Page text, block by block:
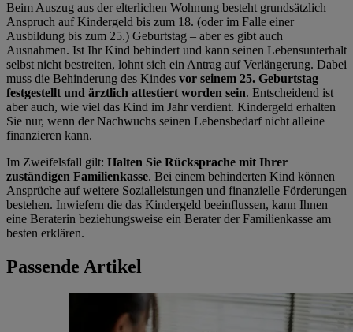
Beim Auszug aus der elterlichen Wohnung besteht grundsätzlich
Anspruch auf Kindergeld bis zum 18. (oder im Falle einer
Ausbildung bis zum 25.) Geburtstag – aber es gibt auch
Ausnahmen. Ist Ihr Kind behindert und kann seinen Lebensunterhalt
selbst nicht bestreiten, lohnt sich ein Antrag auf Verlängerung. Dabei
muss die Behinderung des Kindes vor seinem 25. Geburtstag
festgestellt und ärztlich attestiert worden sein. Entscheidend ist
aber auch, wie viel das Kind im Jahr verdient. Kindergeld erhalten
Sie nur, wenn der Nachwuchs seinen Lebensbedarf nicht alleine
finanzieren kann.
Im Zweifelsfall gilt: Halten Sie Rücksprache mit Ihrer
zuständigen Familienkasse. Bei einem behinderten Kind können
Ansprüche auf weitere Sozialleistungen und finanzielle Förderungen
bestehen. Inwiefern die das Kindergeld beeinflussen, kann Ihnen
eine Beraterin beziehungsweise ein Berater der Familienkasse am
besten erklären.
Passende Artikel